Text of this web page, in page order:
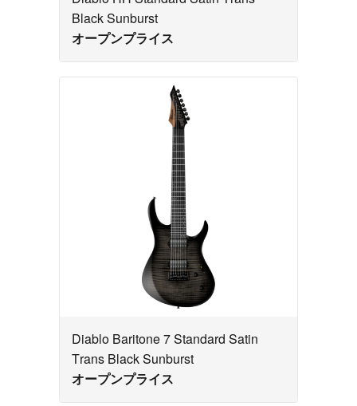
Black Sunburst
オープンプライス
Diablo Baritone 7 Standard Satin
Trans Black Sunburst
オープンプライス